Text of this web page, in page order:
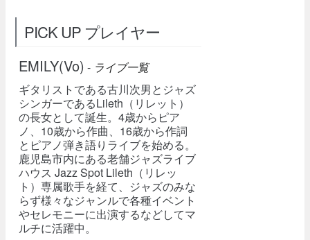
PICK UP プレイヤー
EMILY(Vo) - ライブ一覧
ギタリストである古川次男とジャズ
シンガーであるLileth（リレット）
の長女として誕生。4歳からピア
ノ、10歳から作曲、16歳から作詞
とピアノ弾き語りライブを始める。
鹿児島市内にある老舗ジャズライブ
ハウス Jazz Spot Lileth（リレッ
ト）専属歌手を経て、ジャズのみな
らず様々なジャンルで各種イベント
やセレモニーに出演するなどしてマ
ルチに活躍中。